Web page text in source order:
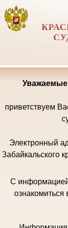
Уважаемые
приветствуем
Электронный
Забайкальского
С